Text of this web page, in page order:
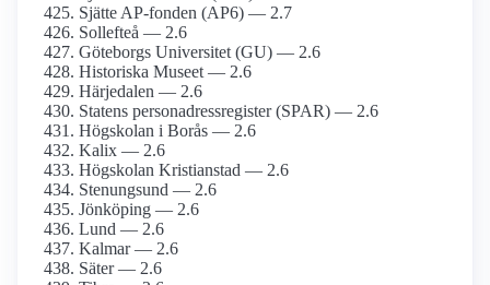
Sjätte AP-fonden (AP6) — 2.7
Sollefteå — 2.6
Göteborgs Universitet (GU) — 2.6
Historiska Museet — 2.6
Härjedalen — 2.6
Statens personadressregister (SPAR) — 2.6
Högskolan i Borås — 2.6
Kalix — 2.6
Högskolan Kristianstad — 2.6
Stenungsund — 2.6
Jönköping — 2.6
Lund — 2.6
Kalmar — 2.6
Säter — 2.6